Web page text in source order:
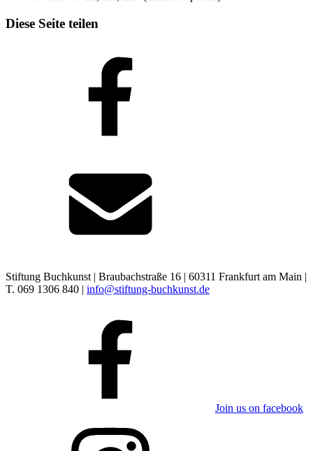
Diese Seite teilen
Stiftung Buchkunst | Braubachstraße 16 | 60311 Frankfurt am Main |
T. 069 1306 840 | info@stiftung-buchkunst.de
Join us on facebook